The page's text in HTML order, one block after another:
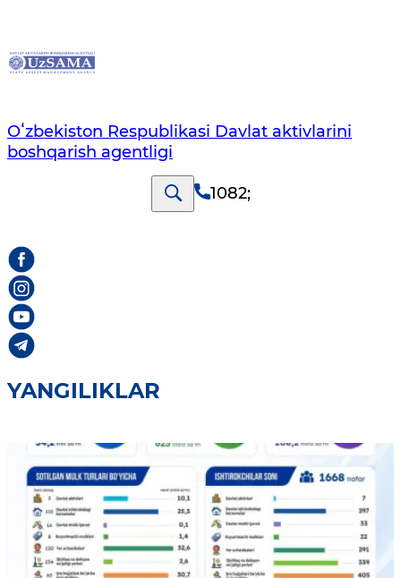
Oʻzbekiston Respublikasi Davlat aktivlarini
boshqarish agentligi
1082;
YANGILIKLAR